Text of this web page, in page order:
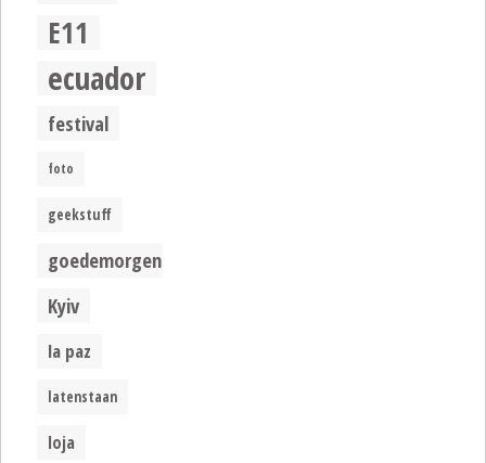
E11
ecuador
festival
foto
geekstuff
goedemorgen
Kyiv
la paz
latenstaan
loja